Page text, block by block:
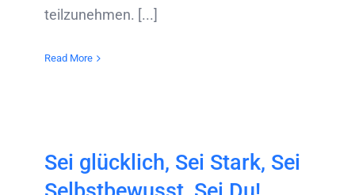
teilzunehmen. [...]
Read More
Sei glücklich, Sei Stark, Sei